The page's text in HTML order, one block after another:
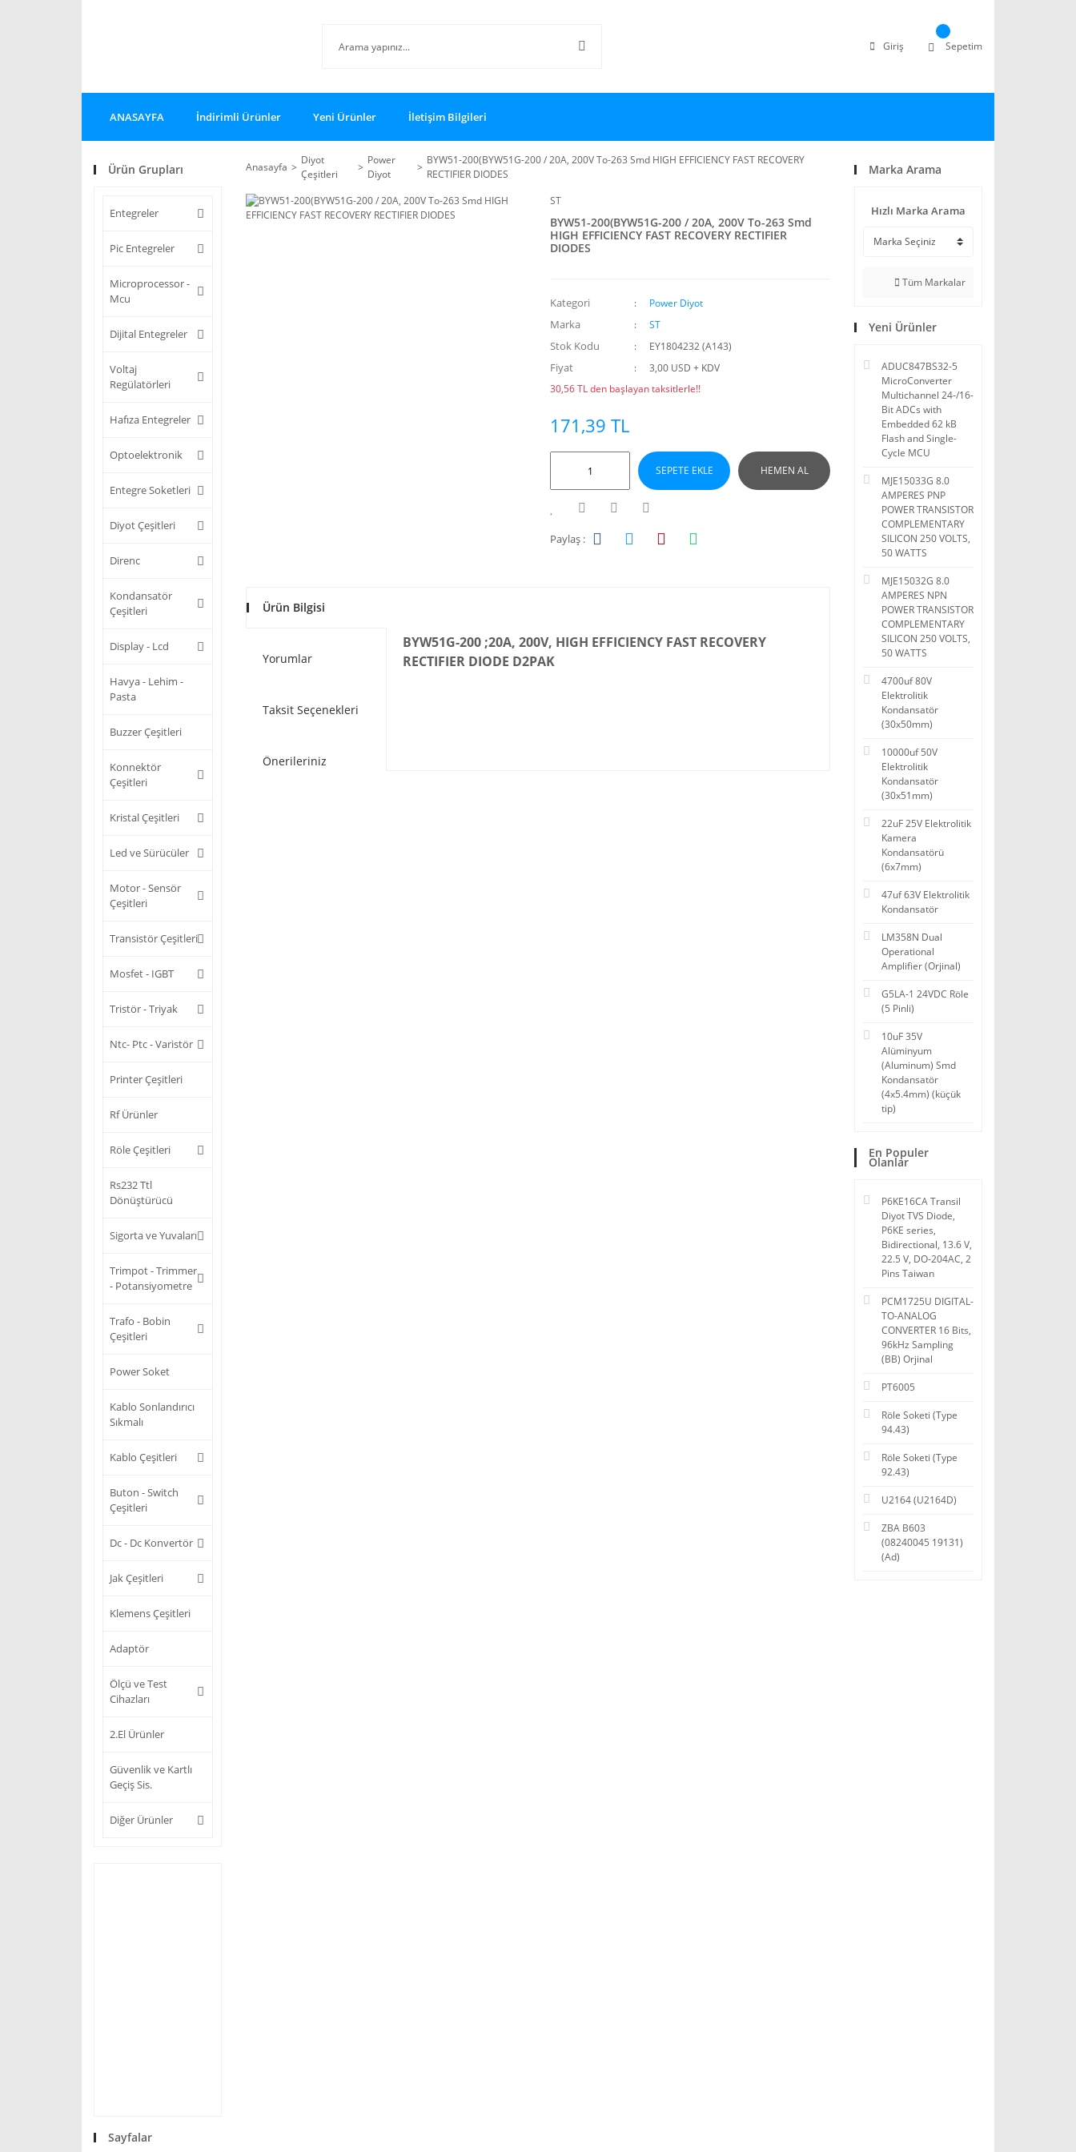
Giriş Sepetim
ANASAYFA İndirimli Ürünler Yeni Ürünler İletişim Bilgileri
Ürün Grupları
Entegreler
Pic Entegreler
Microprocessor -
Mcu
Dijital Entegreler
Voltaj
Regülatörleri
Hafıza Entegreler
Optoelektronik
Entegre Soketleri
Diyot Çeşitleri
Direnc
Kondansatör
Çeşitleri
Display - Lcd
Havya - Lehim -
Pasta
Buzzer Çeşitleri
Konnektör
Çeşitleri
Kristal Çeşitleri
Led ve Sürücüler
Motor - Sensör
Çeşitleri
Transistör Çeşitleri
Mosfet - IGBT
Tristör - Triyak
Ntc- Ptc - Varistör
Printer Çeşitleri
Rf Ürünler
Röle Çeşitleri
Rs232 Ttl
Dönüştürücü
Sigorta ve Yuvaları
Trimpot - Trimmer
- Potansiyometre
Trafo - Bobin
Çeşitleri
Power Soket
Kablo Sonlandırıcı
Sıkmalı
Kablo Çeşitleri
Buton - Switch
Çeşitleri
Dc - Dc Konvertör
Jak Çeşitleri
Klemens Çeşitleri
Adaptör
Ölçü ve Test
Cihazları
2.El Ürünler
Güvenlik ve Kartlı
Geçiş Sis.
Diğer Ürünler
Sayfalar
Anasayfa
Diyot
Çeşitleri
Power
Diyot
BYW51-200(BYW51G-200 / 20A, 200V To-263 Smd HIGH EFFICIENCY FAST RECOVERY
RECTIFIER DIODES
ST
BYW51-200(BYW51G-200 / 20A, 200V To-263 Smd
HIGH EFFICIENCY FAST RECOVERY RECTIFIER
DIODES
Kategori Power Diyot
Marka ST
Stok Kodu EY1804232 (A143)
Fiyat
3,00 USD + KDV
30,56 TL den başlayan taksitlerle!!
171,39 TL
SEPETE EKLE HEMEN AL
Paylaş :
Ürün Bilgisi
Yorumlar
Taksit Seçenekleri
Önerileriniz
BYW51G-200 ;20A, 200V, HIGH EFFICIENCY FAST RECOVERY
RECTIFIER DIODE D2PAK
Marka Arama
Hızlı Marka Arama
Tüm Markalar
Yeni Ürünler
ADUC847BS32-5
MicroConverter
Multichannel 24-/16-
Bit ADCs with
Embedded 62 kB
Flash and Single-
Cycle MCU
MJE15033G 8.0
AMPERES PNP
POWER TRANSISTOR
COMPLEMENTARY
SILICON 250 VOLTS,
50 WATTS
MJE15032G 8.0
AMPERES NPN
POWER TRANSISTOR
COMPLEMENTARY
SILICON 250 VOLTS,
50 WATTS
4700uf 80V
Elektrolitik
Kondansatör
(30x50mm)
10000uf 50V
Elektrolitik
Kondansatör
(30x51mm)
22uF 25V Elektrolitik
Kamera
Kondansatörü
(6x7mm)
47uf 63V Elektrolitik
Kondansatör
LM358N Dual
Operational
Amplifier (Orjinal)
G5LA-1 24VDC Röle
(5 Pinli)
10uF 35V
Alüminyum
(Aluminum) Smd
Kondansatör
(4x5.4mm) (küçük
tip)
En Populer
Olanlar
P6KE16CA Transil
Diyot TVS Diode,
P6KE series,
Bidirectional, 13.6 V,
22.5 V, DO-204AC, 2
Pins Taiwan
PCM1725U DIGITAL-
TO-ANALOG
CONVERTER 16 Bits,
96kHz Sampling
(BB) Orjinal
PT6005
Röle Soketi (Type
94.43)
Röle Soketi (Type
92.43)
U2164 (U2164D)
ZBA B603
(08240045 19131)
(Ad)